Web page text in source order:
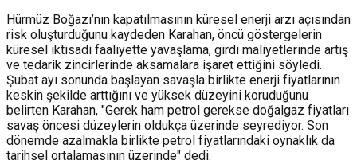
Hürmüz Boğazı’nın kapatılmasının küresel enerji arzı açısından
risk oluşturduğunu kaydeden Karahan, öncü göstergelerin
küresel iktisadi faaliyette yavaşlama, girdi maliyetlerinde artış
ve tedarik zincirlerinde aksamalara işaret ettiğini söyledi.
Şubat ayı sonunda başlayan savaşla birlikte enerji fiyatlarının
keskin şekilde arttığını ve yüksek düzeyini koruduğunu
belirten Karahan, "Gerek ham petrol gerekse doğalgaz fiyatları
savaş öncesi düzeylerin oldukça üzerinde seyrediyor. Son
dönemde azalmakla birlikte petrol fiyatlarındaki oynaklık da
tarihsel ortalamasının üzerinde" dedi.